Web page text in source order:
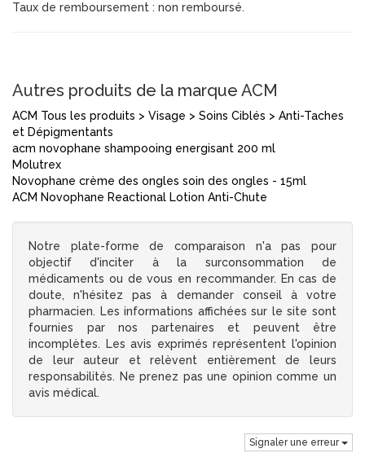
Taux de remboursement : non remboursé.
Autres produits de la marque ACM
ACM Tous les produits > Visage > Soins Ciblés > Anti-Taches
et Dépigmentants
acm novophane shampooing energisant 200 ml
Molutrex
Novophane crème des ongles soin des ongles - 15ml
ACM Novophane Reactional Lotion Anti-Chute
Notre plate-forme de comparaison n'a pas pour
objectif d'inciter à la surconsommation de
médicaments ou de vous en recommander. En cas de
doute, n'hésitez pas à demander conseil à votre
pharmacien. Les informations affichées sur le site sont
fournies par nos partenaires et peuvent être
incomplètes. Les avis exprimés représentent l'opinion
de leur auteur et relèvent entièrement de leurs
responsabilités. Ne prenez pas une opinion comme un
avis médical.
Signaler une erreur